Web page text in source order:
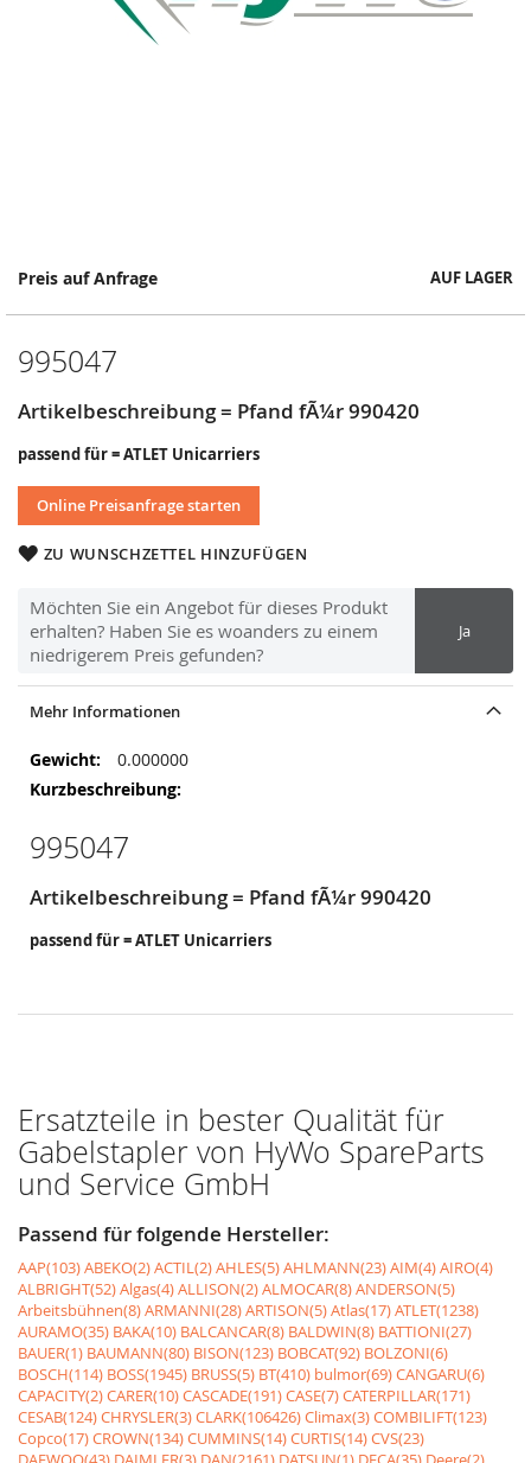
Preis auf Anfrage AUF LAGER
995047
Artikelbeschreibung = Pfand fÃ¼r 990420
passend für = ATLET Unicarriers
Online Preisanfrage starten
ZU WUNSCHZETTEL HINZUFÜGEN
Möchten Sie ein Angebot für dieses Produkt
erhalten? Haben Sie es woanders zu einem
niedrigerem Preis gefunden?
Ja
Springe
Anfang
Bildergalerie
Mehr Informationen
Mehr
Informationen
0.000000
995047
Artikelbeschreibung = Pfand fÃ¼r 990420
passend für = ATLET Unicarriers
Ersatzteile in bester Qualität für
Gabelstapler von HyWo SpareParts
und Service GmbH
Passend für folgende Hersteller:
AAP(103)ABEKO(2)ACTIL(2)AHLES(5)AHLMANN(23)AIM(4)AIRO(4)
ALBRIGHT(52)Algas(4)ALLISON(2)ALMOCAR(8)ANDERSON(5)
Arbeitsbühnen(8)ARMANNI(28)ARTISON(5)Atlas(17)ATLET(1238)
AURAMO(35) BAKA(10) BALCANCAR(8) BALDWIN(8) BATTIONI(27)
BAUER(1) BAUMANN(80) BISON(123) BOBCAT(92) BOLZONI(6)
BOSCH(114) BOSS(1945) BRUSS(5) BT(410) bulmor(69)CANGARU(6)
CAPACITY(2)CARER(10)CASCADE(191)CASE(7)CATERPILLAR(171)
CESAB(124)CHRYSLER(3)CLARK(106426)Climax(3)COMBILIFT(123)
Copco(17)CROWN(134)CUMMINS(14)CURTIS(14)CVS(23)